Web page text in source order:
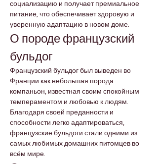
социализацию и получает премиальное
питание, что обеспечивает здоровую и
уверенную адаптацию в новом доме.
О породе французский
бульдог
Французский бульдог был выведен во
Франции как небольшая порода-
компаньон, известная своим спокойным
темпераментом и любовью к людям.
Благодаря своей преданности и
способности легко адаптироваться,
французские бульдоги стали одними из
самых любимых домашних питомцев во
всём мире.